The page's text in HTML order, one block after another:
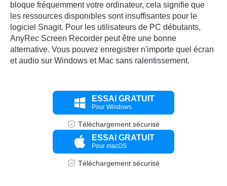
bloque fréquemment votre ordinateur, cela signifie que
les ressources disponibles sont insuffisantes pour le
logiciel Snagit. Pour les utilisateurs de PC débutants,
AnyRec Screen Recorder peut être une bonne
alternative. Vous pouvez enregistrer n'importe quel écran
et audio sur Windows et Mac sans ralentissement.
ESSAI GRATUIT
Pour Windows
Téléchargement sécurisé
ESSAI GRATUIT
Pour macOS
Téléchargement sécurisé